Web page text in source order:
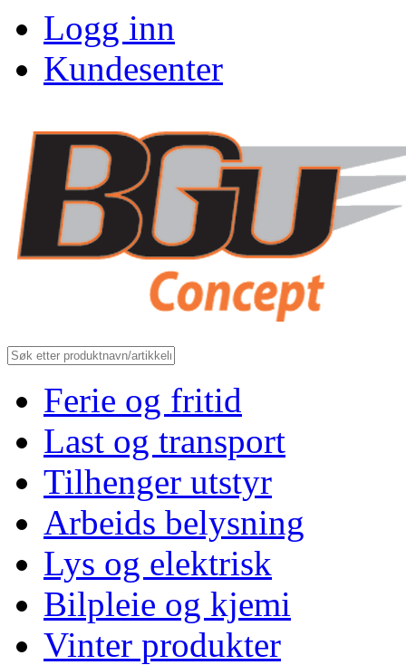
Logg inn
Kundesenter
Ferie og fritid
Last og transport
Tilhenger utstyr
Arbeids belysning
Lys og elektrisk
Bilpleie og kjemi
Vinter produkter